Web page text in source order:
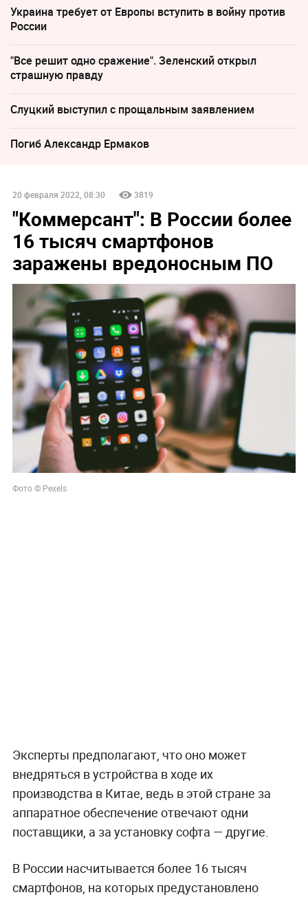
Украина требует от Европы вступить в войну против
России
"Все решит одно сражение". Зеленский открыл
страшную правду
Слуцкий выступил с прощальным заявлением
Погиб Александр Ермаков
20 февраля 2022, 08:30 3819
"Коммерсант": В России более
16 тысяч смартфонов
заражены вредоносным ПО
Фото © Pexels
Эксперты предполагают, что оно может
внедряться в устройства в ходе их
производства в Китае, ведь в этой стране за
аппаратное обеспечение отвечают одни
поставщики, а за установку софта — другие.
В России насчитывается более 16 тысяч
смартфонов, на которых предустановлено